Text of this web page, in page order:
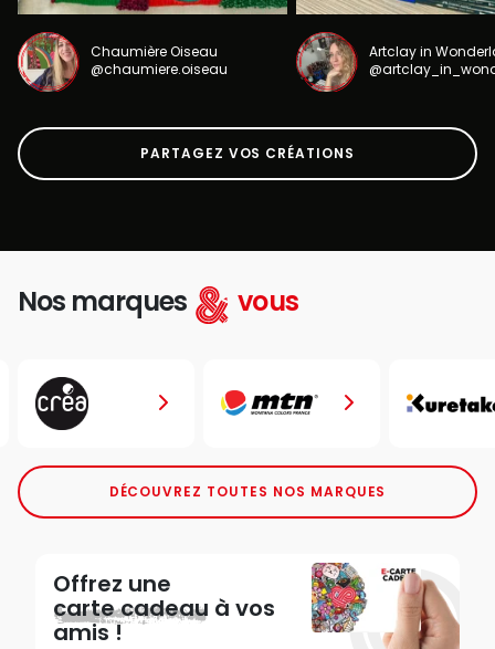
Chaumière Oiseau
@chaumiere.oiseau
Artclay in
PARTAGEZ VOS CRÉATIONS
Nos marques vous
DÉCOUVREZ TOUTES NOS MARQUES
Offrez une
carte cadeau à vos
amis !